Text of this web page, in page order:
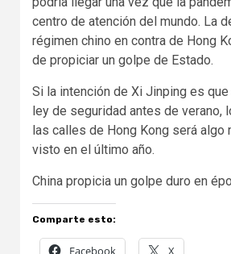
centro de atención del mundo. La
régimen chino en contra de Hong
de propiciar un golpe de Estado.
Si la intención de Xi Jinping es
ley de seguridad antes de verano,
las calles de Hong Kong será algo
visto en el último año.
China propicia un golpe duro en
Comparte esto:
Facebook X